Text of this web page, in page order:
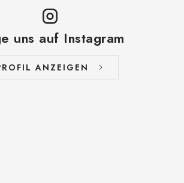
uns auf Instagram
ANZEIGEN